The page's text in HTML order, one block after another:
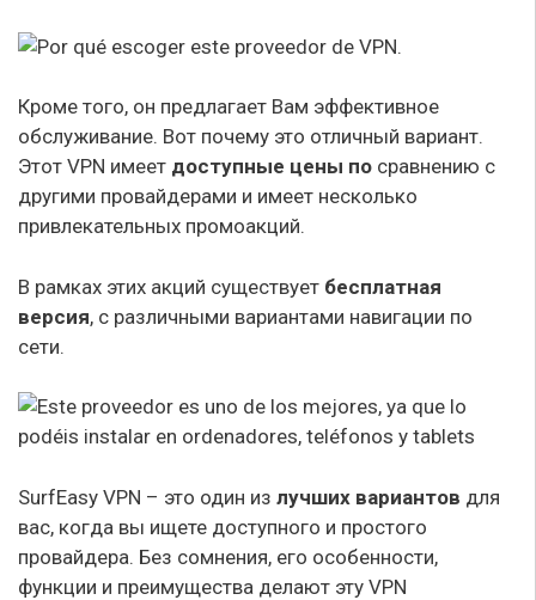
Кроме того, он предлагает Вам эффективное
обслуживание. Вот почему это отличный вариант.
Этот VPN имеет доступные цены по сравнению с
другими провайдерами и имеет несколько
привлекательных промоакций.
В рамках этих акций существует бесплатная
версия, с различными вариантами навигации по
сети.
SurfEasy VPN – это один из лучших вариантов для
вас, когда вы ищете доступного и простого
провайдера. Без сомнения, его особенности,
функции и преимущества делают эту VPN